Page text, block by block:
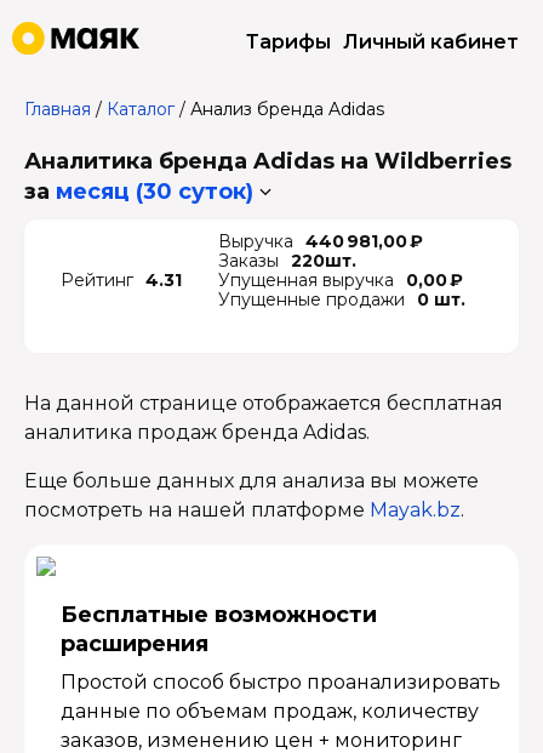
Тарифы Личный кабинет
Главная / Каталог/ Анализ бренда Adidas
Аналитика бренда Adidas на Wildberries
за месяц (30 суток)
Рейтинг 4.31
Выручка
440 981,00 ₽
Заказы
220шт.
Упущенная выручка
0,00 ₽
Упущенные продажи
0 шт.
На данной странице отображается бесплатная
аналитика продаж бренда Adidas.
Еще больше данных для анализа вы можете
посмотреть на нашей платформе Mayak.bz.
Бесплатные возмож­ности
расширения
Простой способ быстро проанализировать
данные по объемам продаж, количеству
заказов, изменению цен + мониторинг